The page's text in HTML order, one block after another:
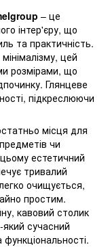
– це
інтер'єру, що
та практичність.
цей
розмірами, що
Глянцеве
підкреслюючи
місця для
чи
естетичний
тривалий
очищується,
простим.
кавовий столик
який сучасний